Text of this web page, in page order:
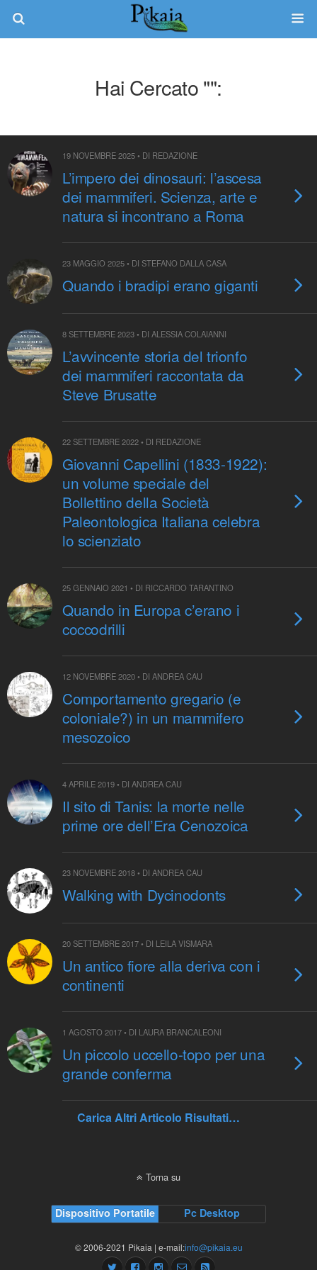
Hai Cercato "":
19 NOVEMBRE 2025 • DI REDAZIONE
L’impero dei dinosauri: l’ascesa
dei mammiferi. Scienza, arte e
natura si incontrano a Roma
23 MAGGIO 2025 • DI STEFANO DALLA CASA
Quando i bradipi erano giganti
8 SETTEMBRE 2023 • DI ALESSIA COLAIANNI
L’avvincente storia del trionfo
dei mammiferi raccontata da
Steve Brusatte
22 SETTEMBRE 2022 • DI REDAZIONE
Giovanni Capellini (1833-1922):
un volume speciale del
Bollettino della Società
Paleontologica Italiana celebra
lo scienziato
25 GENNAIO 2021 • DI RICCARDO TARANTINO
Quando in Europa c’erano i
coccodrilli
12 NOVEMBRE 2020 • DI ANDREA CAU
Comportamento gregario (e
coloniale?) in un mammifero
mesozoico
4 APRILE 2019 • DI ANDREA CAU
Il sito di Tanis: la morte nelle
prime ore dell’Era Cenozoica
23 NOVEMBRE 2018 • DI ANDREA CAU
Walking with Dycinodonts
20 SETTEMBRE 2017 • DI LEILA VISMARA
Un antico fiore alla deriva con i
continenti
1 AGOSTO 2017 • DI LAURA BRANCALEONI
Un piccolo uccello-topo per una
grande conferma
Carica Altri Articolo Risultati…
Torna su
Dispositivo Portatile Pc Desktop
© 2006-2021 Pikaia | e-mail:info@pikaia.eu